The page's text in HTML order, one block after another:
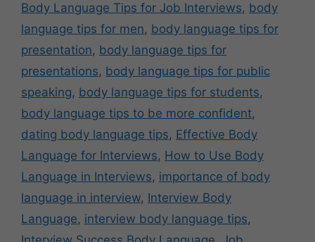
Body Language Tips for Job Interviews, body
language tips for men, body language tips for
presentation, body language tips for
presentations, body language tips for public
speaking, body language tips for students,
body language tips to be more confident,
dating body language tips, Effective Body
Language for Interviews, How to Use Body
Language in Interviews, importance of body
language in interview, Interview Body
Language, interview body language tips,